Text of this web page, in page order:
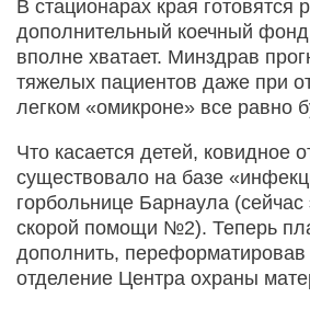
В стационарах края готовятся
дополнительный коечный
вполне хватает. Минздрав
тяжелых пациентов даже при
легком «омикроне» все равно
Что касается детей, ковидное
существовало на базе
горбольнице Барнаула (сейчас
скорой помощи №2). Теперь
дополнить, переформатировав
отделение Центра охраны